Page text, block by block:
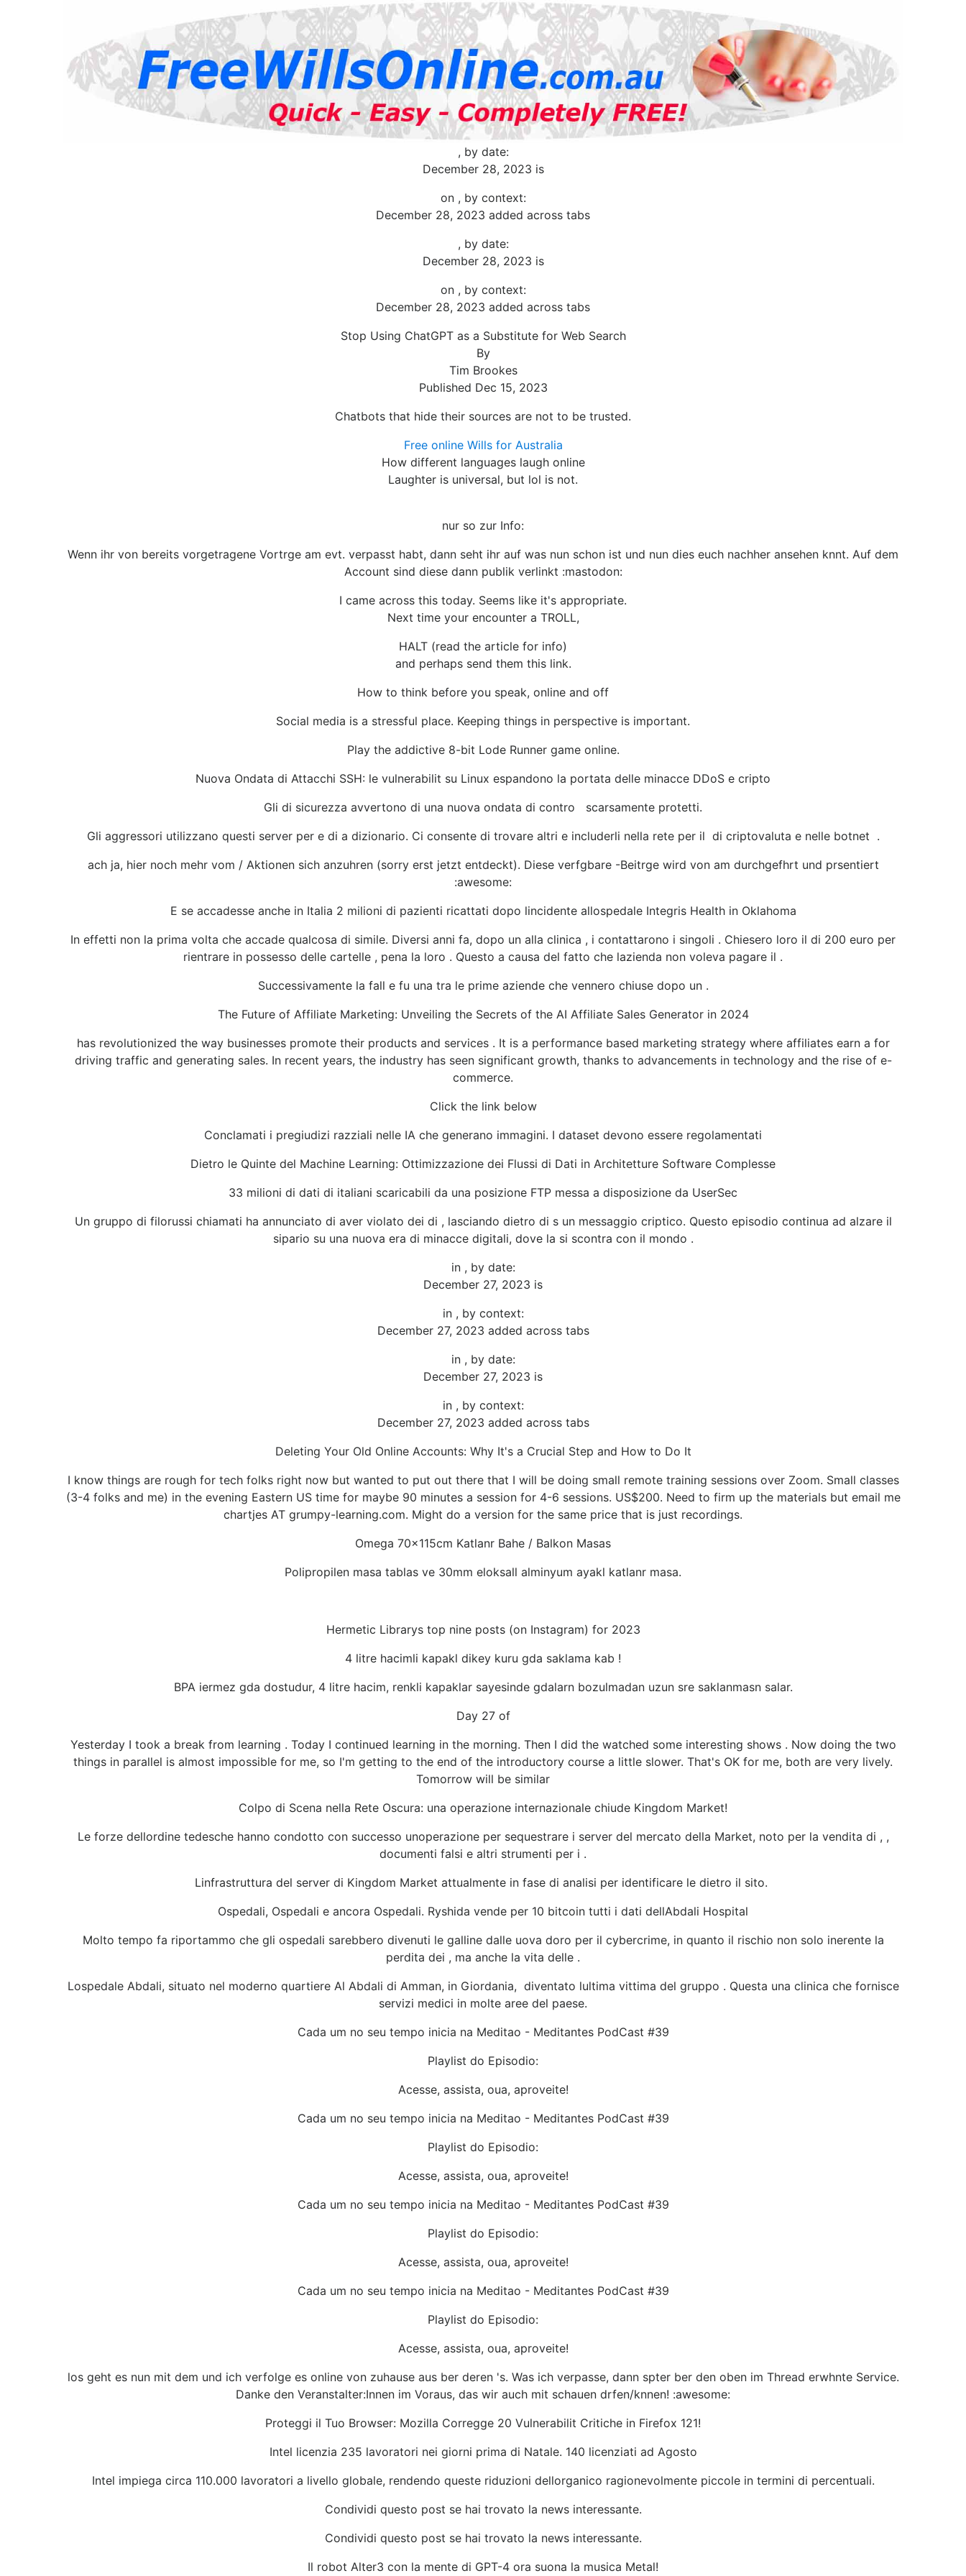
, by date:
December 28, 2023 is
on , by context:
December 28, 2023 added across tabs
, by date:
December 28, 2023 is
on , by context:
December 28, 2023 added across tabs
Stop Using ChatGPT as a Substitute for Web Search
By
Tim Brookes
Published Dec 15, 2023
Chatbots that hide their sources are not to be trusted.
Free online Wills for Australia
How different languages laugh online
Laughter is universal, but lol is not.
nur so zur Info:
Wenn ihr von bereits vorgetragene Vortrge am evt. verpasst habt, dann seht ihr auf was nun schon ist und nun dies euch nachher ansehen knnt. Auf dem
Account sind diese dann publik verlinkt :mastodon:
I came across this today. Seems like it's appropriate.
Next time your encounter a TROLL,
HALT (read the article for info)
and perhaps send them this link.
How to think before you speak, online and off
Social media is a stressful place. Keeping things in perspective is important.
Play the addictive 8-bit Lode Runner game online.
Nuova Ondata di Attacchi SSH: le vulnerabilit su Linux espandono la portata delle minacce DDoS e cripto
Gli di sicurezza avvertono di una nuova ondata di contro scarsamente protetti.
Gli aggressori utilizzano questi server per e di a dizionario. Ci consente di trovare altri e includerli nella rete per il di criptovaluta e nelle botnet .
ach ja, hier noch mehr vom / Aktionen sich anzuhren (sorry erst jetzt entdeckt). Diese verfgbare -Beitrge wird von am durchgefhrt und prsentiert
:awesome:
E se accadesse anche in Italia 2 milioni di pazienti ricattati dopo lincidente allospedale Integris Health in Oklahoma
In effetti non la prima volta che accade qualcosa di simile. Diversi anni fa, dopo un alla clinica , i contattarono i singoli . Chiesero loro il di 200 euro per
rientrare in possesso delle cartelle , pena la loro . Questo a causa del fatto che lazienda non voleva pagare il .
Successivamente la fall e fu una tra le prime aziende che vennero chiuse dopo un .
The Future of Affiliate Marketing: Unveiling the Secrets of the AI Affiliate Sales Generator in 2024
has revolutionized the way businesses promote their products and services . It is a performance based marketing strategy where affiliates earn a for
driving traffic and generating sales. In recent years, the industry has seen significant growth, thanks to advancements in technology and the rise of e-
commerce.
Click the link below
Conclamati i pregiudizi razziali nelle IA che generano immagini. I dataset devono essere regolamentati
Dietro le Quinte del Machine Learning: Ottimizzazione dei Flussi di Dati in Architetture Software Complesse
33 milioni di dati di italiani scaricabili da una posizione FTP messa a disposizione da UserSec
Un gruppo di filorussi chiamati ha annunciato di aver violato dei di , lasciando dietro di s un messaggio criptico. Questo episodio continua ad alzare il
sipario su una nuova era di minacce digitali, dove la si scontra con il mondo .
in , by date:
December 27, 2023 is
in , by context:
December 27, 2023 added across tabs
in , by date:
December 27, 2023 is
in , by context:
December 27, 2023 added across tabs
Deleting Your Old Online Accounts: Why It's a Crucial Step and How to Do It
I know things are rough for tech folks right now but wanted to put out there that I will be doing small remote training sessions over Zoom. Small classes
(3-4 folks and me) in the evening Eastern US time for maybe 90 minutes a session for 4-6 sessions. US$200. Need to firm up the materials but email me
chartjes AT grumpy-learning.com. Might do a version for the same price that is just recordings.
Omega 70x115cm Katlanr Bahe / Balkon Masas
Polipropilen masa tablas ve 30mm eloksall alminyum ayakl katlanr masa.
Hermetic Librarys top nine posts (on Instagram) for 2023
4 litre hacimli kapakl dikey kuru gda saklama kab !
BPA iermez gda dostudur, 4 litre hacim, renkli kapaklar sayesinde gdalarn bozulmadan uzun sre saklanmasn salar.
Day 27 of
Yesterday I took a break from learning . Today I continued learning in the morning. Then I did the watched some interesting shows . Now doing the two
things in parallel is almost impossible for me, so I'm getting to the end of the introductory course a little slower. That's OK for me, both are very lively.
Tomorrow will be similar
Colpo di Scena nella Rete Oscura: una operazione internazionale chiude Kingdom Market!
Le forze dellordine tedesche hanno condotto con successo unoperazione per sequestrare i server del mercato della Market, noto per la vendita di , ,
documenti falsi e altri strumenti per i .
Linfrastruttura del server di Kingdom Market attualmente in fase di analisi per identificare le dietro il sito.
Ospedali, Ospedali e ancora Ospedali. Ryshida vende per 10 bitcoin tutti i dati dellAbdali Hospital
Molto tempo fa riportammo che gli ospedali sarebbero divenuti le galline dalle uova doro per il cybercrime, in quanto il rischio non solo inerente la
perdita dei , ma anche la vita delle .
Lospedale Abdali, situato nel moderno quartiere Al Abdali di Amman, in Giordania, diventato lultima vittima del gruppo . Questa una clinica che fornisce
servizi medici in molte aree del paese.
Cada um no seu tempo inicia na Meditao - Meditantes PodCast #39
Playlist do Episodio:
Acesse, assista, oua, aproveite!
Cada um no seu tempo inicia na Meditao - Meditantes PodCast #39
Playlist do Episodio:
Acesse, assista, oua, aproveite!
Cada um no seu tempo inicia na Meditao - Meditantes PodCast #39
Playlist do Episodio:
Acesse, assista, oua, aproveite!
Cada um no seu tempo inicia na Meditao - Meditantes PodCast #39
Playlist do Episodio:
Acesse, assista, oua, aproveite!
los geht es nun mit dem und ich verfolge es online von zuhause aus ber deren 's. Was ich verpasse, dann spter ber den oben im Thread erwhnte Service.
Danke den Veranstalter:Innen im Voraus, das wir auch mit schauen drfen/knnen! :awesome:
Proteggi il Tuo Browser: Mozilla Corregge 20 Vulnerabilit Critiche in Firefox 121!
Intel licenzia 235 lavoratori nei giorni prima di Natale. 140 licenziati ad Agosto
Intel impiega circa 110.000 lavoratori a livello globale, rendendo queste riduzioni dellorganico ragionevolmente piccole in termini di percentuali.
Condividi questo post se hai trovato la news interessante.
Condividi questo post se hai trovato la news interessante.
Il robot Alter3 con la mente di GPT-4 ora suona la musica Metal!